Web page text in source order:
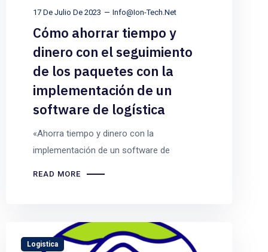
17 De Julio De 2023 Info@ion-Tech.net
Cómo ahorrar tiempo y
dinero con el seguimiento
de los paquetes con la
implementación de un
software de logística
«Ahorra tiempo y dinero con la
implementación de un software de
READ MORE
Logistica